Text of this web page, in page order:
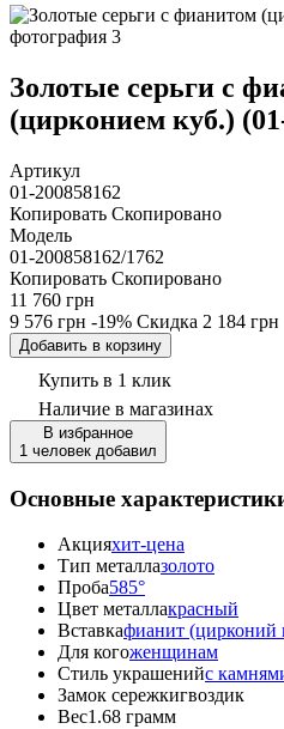
Золотые серьги с
(цирконием куб.)
Артикул
01-200858162
Копировать Скопировано
Модель
01-200858162/1762
Копировать Скопировано
11 760 грн
9 576 грн -19% Скидка 2 184 грн
Добавить в корзину
Купить в 1 клик
Наличие в магазинах
В избранное
1 человек добавил
Основные
Акцияхит-цена
Тип металлазолото
Проба585°
Цвет металлакрасный
Вставкафианит (цирконий
Для когоженщинам
Стиль украшенийс
Замок сережкигвоздик
Вес1.68 грамм